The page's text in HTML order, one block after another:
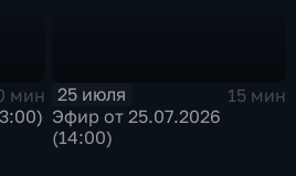
мин
25 июля
15 мин
Эфир от 25.07.2026
(14:00)